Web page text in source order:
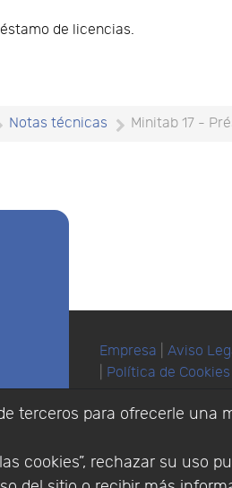
terceros para ofrecerle una
cookies”, rechazar su uso
de licencias.
Notas técnicas Minitab 17 -
Empresa Aviso
Política de Cookies
Científico, S.L.
España y Portugal.